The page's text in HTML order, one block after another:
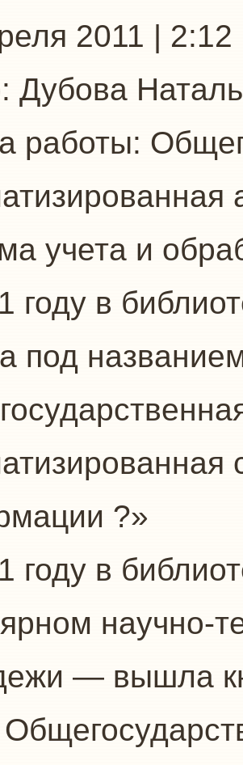
2011 | 2:12
Дубова
работы:
учета и
году в
под
?»
году в
научно-
— вышла